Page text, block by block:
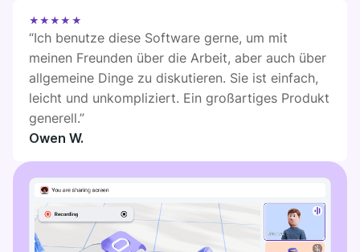
★★★★★
“Ich benutze diese Software gerne, um mit
meinen Freunden über die Arbeit, aber auch über
allgemeine Dinge zu diskutieren. Sie ist einfach,
leicht und unkompliziert. Ein großartiges Produkt
generell.”
Owen W.